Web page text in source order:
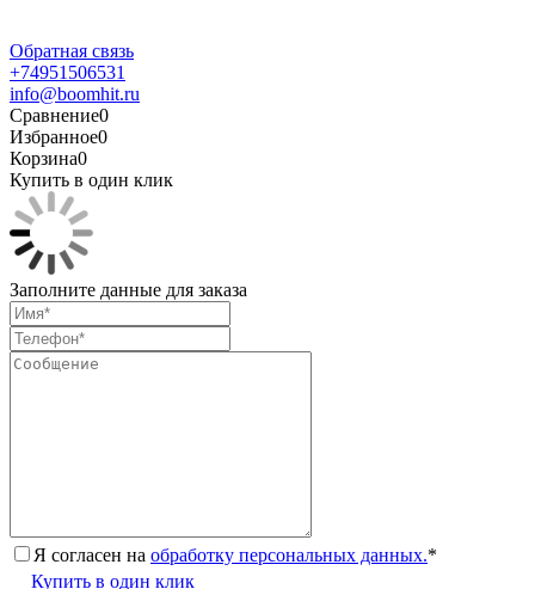
Обратная связь
+74951506531
info@boomhit.ru
Сравнение0
Избранное0
Корзина0
Купить в один клик
Заполните данные для заказа
Я согласен на обработку персональных данных.*
Купить в один клик